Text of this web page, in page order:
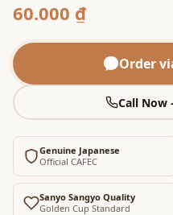
60.000 ₫
Order
Call Now
Genuine Japanese
Official CAFEC
Sanyo Sangyo Quality
Golden Cup Standard